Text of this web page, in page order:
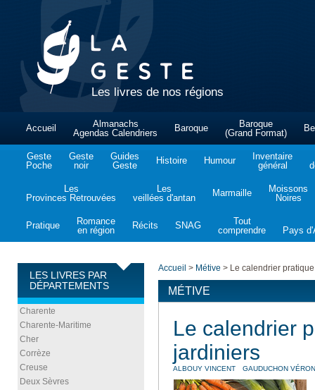
Les livres de nos régions
Accueil
Almanachs
Agendas Calendriers
Baroque
Baroque
(Grand Format)
Geste
Poche
Geste
noir
Guides
Geste
Histoire Humour
Inventaire
général
Les
Provinces Retrouvées
Les
veillées d'antan
Marmaille
Moissons
Noires
Pratique
Romance
en région
Récits SNAG
Tout
comprendre
Pays
LES LIVRES PAR
DÉPARTEMENTS
Charente
Charente-Maritime
Cher
Corrèze
Creuse
Deux Sèvres
Accueil > Métive > Le calendrier
MÉTIVE
Le calendrier
jardiniers
ALBOUY VINCENT GAUDUCHON